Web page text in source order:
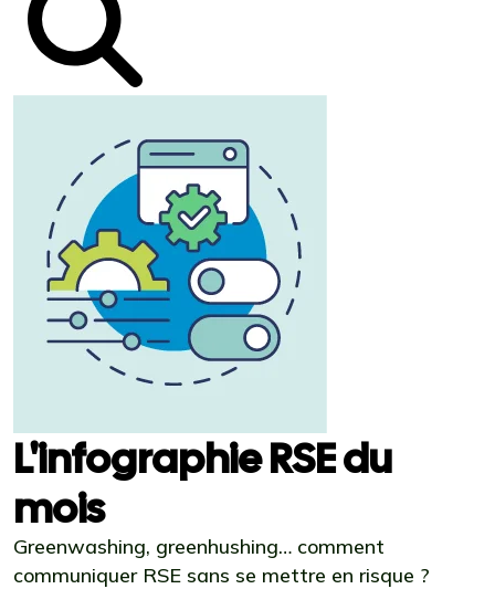
L'infographie RSE du
mois
Greenwashing, greenhushing… comment
communiquer RSE sans se mettre en risque ?